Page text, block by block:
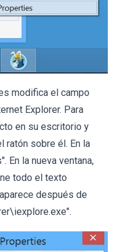
modifica el campo
Explorer. Para
en su escritorio y
ratón sobre él. En la
En la nueva ventana,
todo el texto
después de